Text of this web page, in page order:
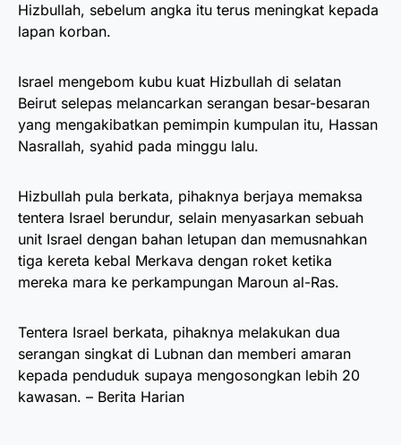
Hizbullah, sebelum angka itu terus meningkat kepada
lapan korban.
Israel mengebom kubu kuat Hizbullah di selatan
Beirut selepas melancarkan serangan besar-besaran
yang mengakibatkan pemimpin kumpulan itu, Hassan
Nasrallah, syahid pada minggu lalu.
Hizbullah pula berkata, pihaknya berjaya memaksa
tentera Israel berundur, selain menyasarkan sebuah
unit Israel dengan bahan letupan dan memusnahkan
tiga kereta kebal Merkava dengan roket ketika
mereka mara ke perkampungan Maroun al-Ras.
Tentera Israel berkata, pihaknya melakukan dua
serangan singkat di Lubnan dan memberi amaran
kepada penduduk supaya mengosongkan lebih 20
kawasan. – Berita Harian